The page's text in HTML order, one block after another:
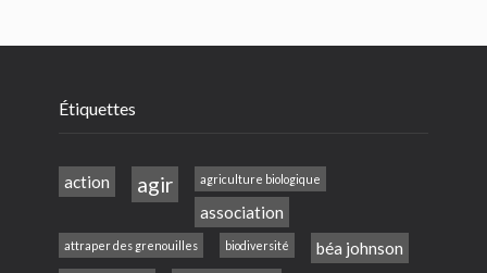
Étiquettes
action agir agriculture biologique
association
attraper des grenouilles biodiversité béa johnson